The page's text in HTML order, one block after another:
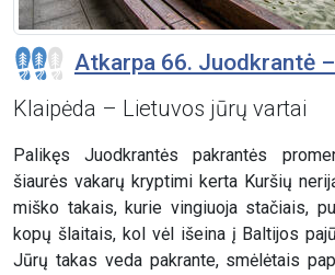
Atkarpa 66. Juodkrantė
Klaipėda – Lietuvos jūrų vartai
Palikęs Juodkrantės pakrantės
šiaurės vakarų kryptimi kerta Kuršių
miško takais, kurie vingiuoja stačiais,
kopų šlaitais, kol vėl išeina į Baltijos
Jūrų takas veda pakrante, smėlėtais